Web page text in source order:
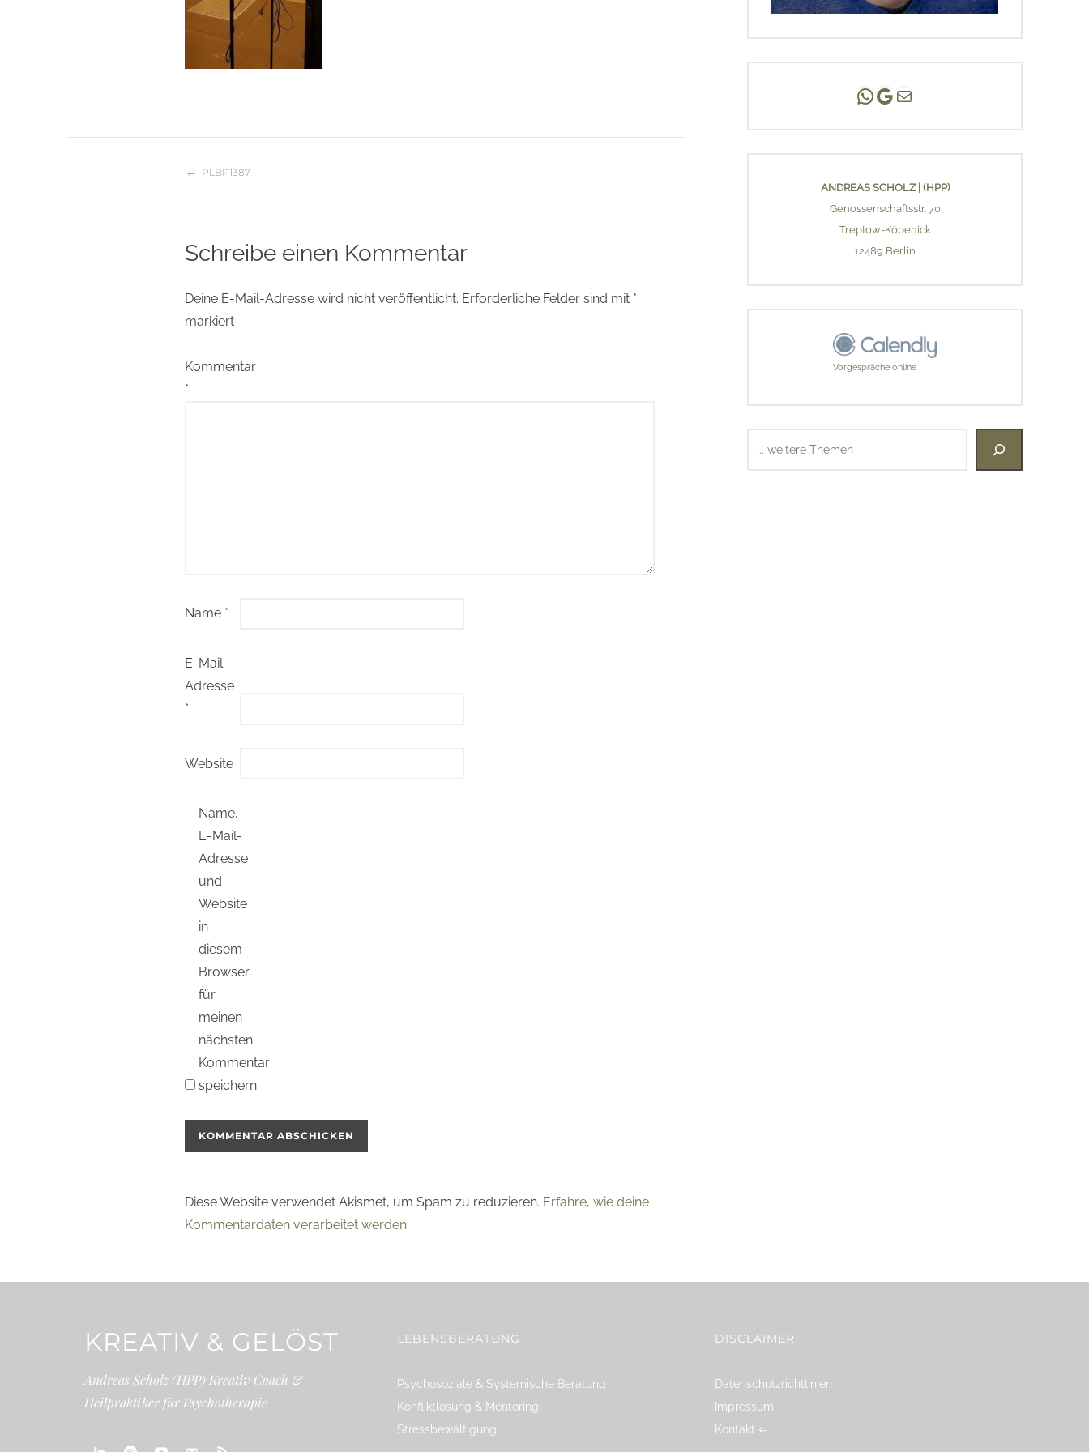
Beitragsnavigation
PLBP1387
Schreibe einen Kommentar
Deine E-Mail-Adresse wird nicht veröffentlicht. Erforderliche Felder sind mit *
markiert
Kommentar
*
Name *
E-Mail-
Adresse
*
Website
Name,
E-Mail-
Adresse
und
Website
in
diesem
Browser
für
meinen
nächsten
Kommentar
speichern.
Diese Website verwendet Akismet, um Spam zu reduzieren. Erfahre, wie deine
Kommentardaten verarbeitet werden.
Andreas Scholz | (HPP)
Praxis Adlershof
E-Mail an mich ...
ANDREAS SCHOLZ | (HPP)
Genossenschaftsstr. 70
Treptow-Köpenick
12489 Berlin
Vorgespräche online
KREATIV & GELÖST
Andreas Scholz (HPP) Kreativ Coach &
Heilpraktiker für Psychotherapie
LEBENSBERATUNG
Psychosoziale & Systemische Beratung
Konfliktlösung & Mentoring
Stressbewältigung
DISCLAIMER
Datenschutzrichtlinien
Impressum
Kontakt ⇐